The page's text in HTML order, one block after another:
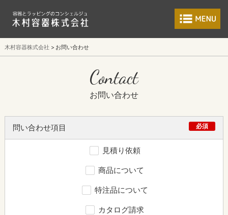
食品包装容器と
木村容器株式会社 お問い合わせ
Contact
お問い合わせ
問い合わせ項目 必須
見積り依頼
商品について
特注品について
カタログ請求